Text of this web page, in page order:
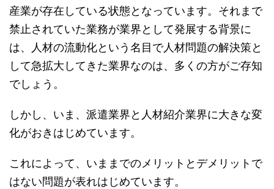
産業が存在している状態となっています。それまで
禁止されていた業務が業界として発展する背景に
は、人材の流動化という名目で人材問題の解決策と
して急拡大してきた業界なのは、多くの方がご存知
でしょう。
しかし、いま、派遣業界と人材紹介業界に大きな変
化がおきはじめています。
これによって、いままでのメリットとデメリットで
はない問題が表れはじめています。